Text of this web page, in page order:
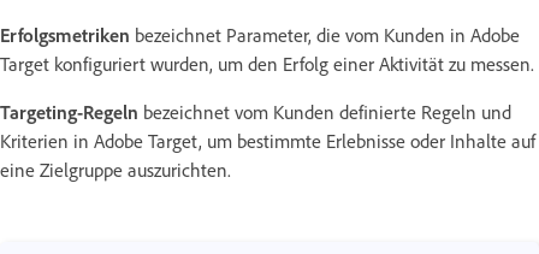
Erfolgsmetriken bezeichnet Parameter, die vom Kunden in Adobe
Target konfiguriert wurden, um den Erfolg einer Aktivität zu messen.
Targeting-Regeln bezeichnet vom Kunden definierte Regeln und
Kriterien in Adobe Target, um bestimmte Erlebnisse oder Inhalte auf
eine Zielgruppe auszurichten.